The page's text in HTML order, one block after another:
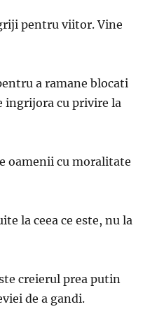
pentru viitor. Vine
a ramane blocati
ingrijora cu privire la
oamenii cu moralitate
la ceea ce este, nu la
creierul prea putin
de a gandi.